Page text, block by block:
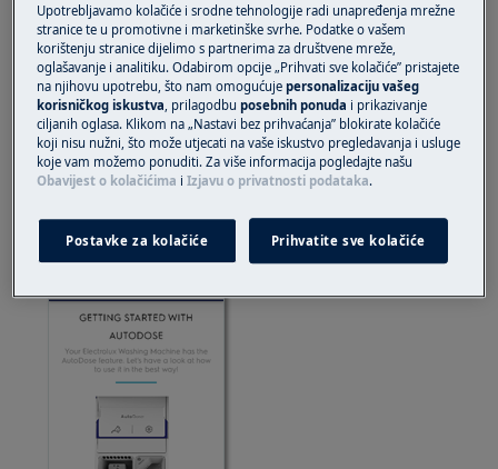
Informacije o načinu rada AutoDose
Kako se koriste različiti odjeljci (automatski
i ručni)
Konfigurirajte način ladica (normalno
postavljanje s omekšivačem ili povezani
način)
Omogućite Notifikacije da biste dobili
poruku kada je razina u spremniku niska
Upotrebljavamo kolačiće i srodne tehnologije radi unapređenja mrežne
stranice te u promotivne i marketinške svrhe. Podatke o vašem
korištenju stranice dijelimo s partnerima za društvene mreže,
oglašavanje i analitiku. Odabirom opcije „Prihvati sve kolačiće” pristajete
na njihovu upotrebu, što nam omogućujepersonalizaciju vašeg
korisničkog iskustva, prilagodbuposebnih ponuda i prikazivanje
ciljanih oglasa. Klikom na „Nastavi bez prihvaćanja” blokirate kolačiće
koji nisu nužni, što može utjecati na vaše iskustvo pregledavanja i usluge
koje vam možemo ponuditi. Za više informacija pogledajte našu
Obavijest o kolačićima iIzjavu o privatnosti podataka.
Postavke za kolačiće Prihvatite sve kolačiće